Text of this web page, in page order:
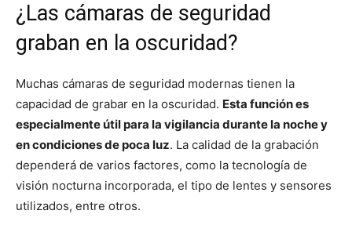
¿Las cámaras de seguridad
graban en la oscuridad?
Muchas cámaras de seguridad modernas tienen la
capacidad de grabar en la oscuridad. Esta función es
especialmente útil para la vigilancia durante la noche y
en condiciones de poca luz. La calidad de la grabación
dependerá de varios factores, como la tecnología de
visión nocturna incorporada, el tipo de lentes y sensores
utilizados, entre otros.